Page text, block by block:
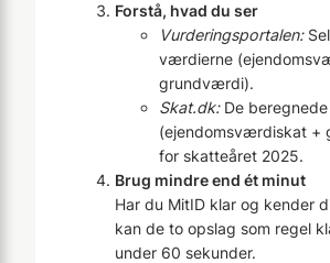
Forstå, hvad du ser
Vurderingsportalen:
værdierne
grundværdi).
Skat.dk:De
(ejendomsværdiskat +
for skatteåret 2025.
Brug mindre end ét minut
Har du MitID klar og kender
kan de to opslag som regel
under 60 sekunder.